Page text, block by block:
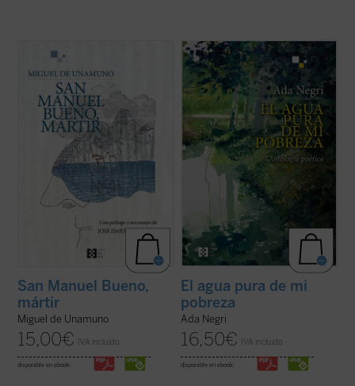
«Las preguntas sobre el vivir y el morir, el
triunfo de la muerte no pueden enjaularse
sencillamente. Y éstas son preguntas que
el racionalista don Manuel Bueno se hacía,
y no tenía más remedio que ...
San Manuel Bueno,
mártir
Miguel de Unamuno
15,00€ IVA incluido
disponible en ebook:
«Al acercarnos a la poesía de Ada Negri, a
un rostro que presenta rasgos fuertes
aunque habitados por una secreta ternura,
nos encontramos con una sorpresa: hay
algo intacto que nos llega de sus versos,
una energía indómita, un reto que ...(ver
ficha)
El agua pura de mi
pobreza
Ada Negri
16,50€ IVA incluido
disponible en ebook: